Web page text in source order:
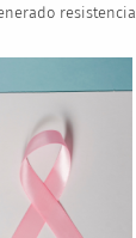
resistencia